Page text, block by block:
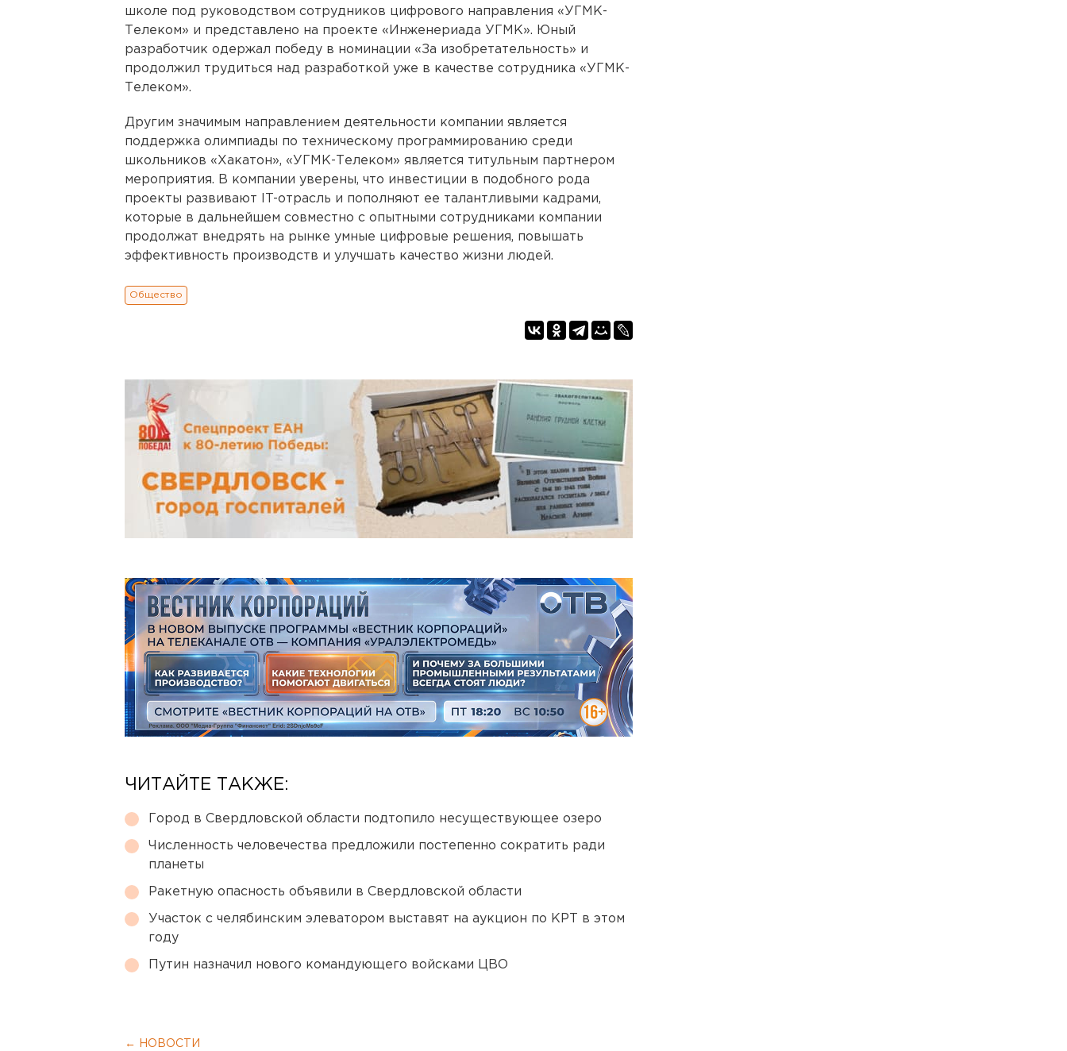
школе под руководством сотрудников цифрового направления «УГМК-
Телеком» и представлено на проекте «Инженериада УГМК». Юный
разработчик одержал победу в номинации «За изобретательность» и
продолжил трудиться над разработкой уже в качестве сотрудника «УГМК-
Телеком».
Другим значимым направлением деятельности компании является
поддержка олимпиады по техническому программированию среди
школьников «Хакатон», «УГМК-Телеком» является титульным партнером
мероприятия. В компании уверены, что инвестиции в подобного рода
проекты развивают IT-отрасль и пополняют ее талантливыми кадрами,
которые в дальнейшем совместно с опытными сотрудниками компании
продолжат внедрять на рынке умные цифровые решения, повышать
эффективность производств и улучшать качество жизни людей.
Общество
ЧИТАЙТЕ ТАКЖЕ:
Город в Свердловской области подтопило несуществующее озеро
Численность человечества предложили постепенно сократить ради
планеты
Ракетную опасность объявили в Свердловской области
Участок с челябинским элеватором выставят на аукцион по КРТ в этом
году
Путин назначил нового командующего войсками ЦВО
← НОВОСТИ